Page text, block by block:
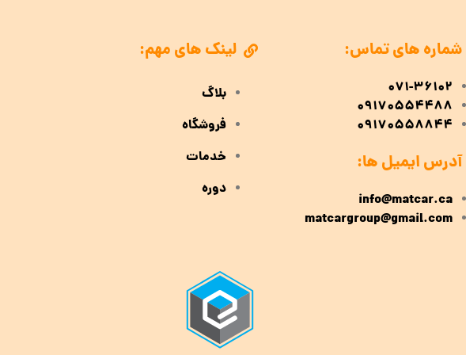
شماره های تماس:
071-36102
09170554488
09170558844
آدرس ایمیل ها:
info@matcar.ca
matcargroup@gmail.com
لینک های مهم:
بلاگ
فروشگاه
خدمات
دوره